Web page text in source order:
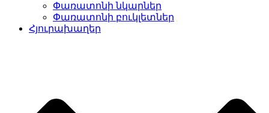
Փառատոնի նկարներ
Փառատոնի բուկլետներ
Հյուրախաղեր